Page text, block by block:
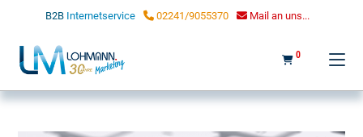
LOHMANN MARKETING
B2B Internetservice 02241/9055370 Mail an uns...
0